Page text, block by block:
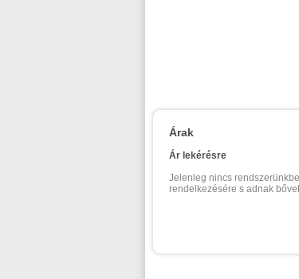
Árak
Ár lekérésre
Jelenleg nincs
rendelkezésére s adnak